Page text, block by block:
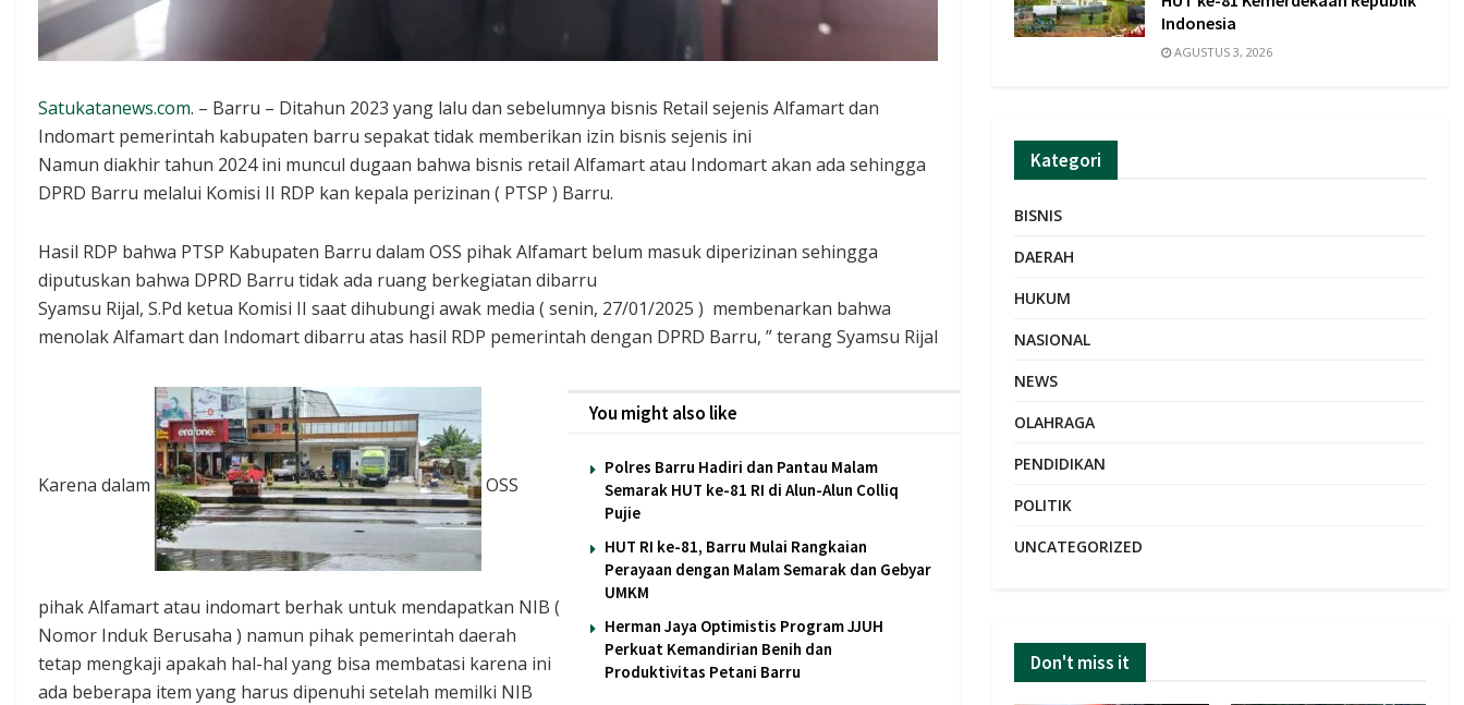
Satukatanews.com. – Barru – Ditahun 2023 yang lalu dan sebelumnya bisnis Retail sejenis Alfamart dan
Indomart pemerintah kabupaten barru sepakat tidak memberikan izin bisnis sejenis ini
Namun diakhir tahun 2024 ini muncul dugaan bahwa bisnis retail Alfamart atau Indomart akan ada sehingga
DPRD Barru melalui Komisi II RDP kan kepala perizinan ( PTSP ) Barru.
Hasil RDP bahwa PTSP Kabupaten Barru dalam OSS pihak Alfamart belum masuk diperizinan sehingga
diputuskan bahwa DPRD Barru tidak ada ruang berkegiatan dibarru
Syamsu Rijal, S.Pd ketua Komisi II saat dihubungi awak media ( senin, 27/01/2025 ) membenarkan bahwa
menolak Alfamart dan Indomart dibarru atas hasil RDP pemerintah dengan DPRD Barru, ” terang Syamsu Rijal
You might also like
Polres Barru Hadiri dan Pantau Malam
Semarak HUT ke-81 RI di Alun-Alun Colliq
Pujie
HUT RI ke-81, Barru Mulai Rangkaian
Perayaan dengan Malam Semarak dan Gebyar
UMKM
Herman Jaya Optimistis Program JJUH
Perkuat Kemandirian Benih dan
Produktivitas Petani Barru
Karena dalam OSS
pihak Alfamart atau indomart berhak untuk mendapatkan NIB (
Nomor Induk Berusaha ) namun pihak pemerintah daerah
tetap mengkaji apakah hal-hal yang bisa membatasi karena ini
ada beberapa item yang harus dipenuhi setelah memilki NIB
Indonesia
AGUSTUS 3, 2026
Kategori
BISNIS
DAERAH
HUKUM
NASIONAL
NEWS
OLAHRAGA
PENDIDIKAN
POLITIK
UNCATEGORIZED
Don't miss it